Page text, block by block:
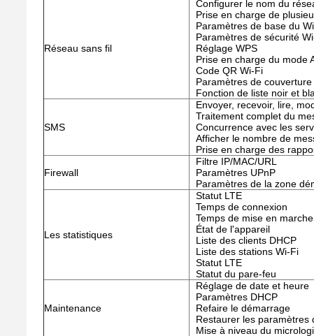
Réseau sans fil
Configurer le nom du
Prise en charge de
Paramètres de base du
Paramètres de sécurité
Réglage WPS
Prise en charge du mode
Code QR Wi-Fi
Paramètres de couverture
Fonction de liste noir et
SMS
Envoyer, recevoir, lire,
Traitement complet du
Concurrence avec les
Afficher le nombre de
Prise en charge des
Firewall
Filtre IP/MAC/URL
Paramètres UPnP
Paramètres de la zone
Les statistiques
Statut LTE
Temps de connexion
Temps de mise en
État de l'appareil
Liste des clients DHCP
Liste des stations Wi-Fi
Statut LTE
Statut du pare-feu
Maintenance
Réglage de date et heure
Paramètres DHCP
Refaire le démarrage
Restaurer les paramètres
Mise à niveau du